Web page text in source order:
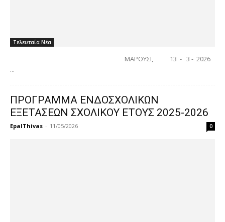
Τελευταία Νέα
ΜΑΡΟΥΣΙ, 13 - 3 - 2026
...
ΠΡΟΓΡΑΜΜΑ ΕΝΔΟΣΧΟΛΙΚΩΝ
ΕΞΕΤΑΣΕΩΝ ΣΧΟΛΙΚΟΥ ΕΤΟΥΣ 2025-2026
EpalThivas - 11/05/2026 0